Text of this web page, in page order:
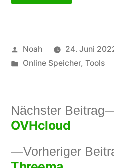
Veröffentlicht
von
Noah
24. Juni
Veröffentlicht
Online Speicher, Tools
Vorheriger
Nächster Beitrag
OVHcloud